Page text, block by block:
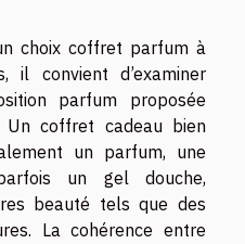
choix coffret parfum à
convient d’examiner
parfum proposée
Un coffret cadeau bien
un parfum, une
un gel douche,
beauté tels que des
La cohérence entre